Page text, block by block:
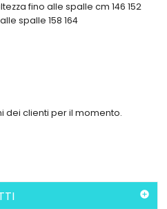
fino alle spalle cm 146 152
spalle 158 164
dei clienti per il momento.
